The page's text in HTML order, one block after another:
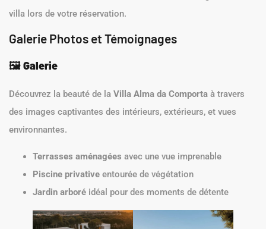
villa lors de votre réservation.
Galerie Photos et Témoignages
🖼️Galerie
Découvrez la beauté de la Villa Alma da Comporta à travers
des images captivantes des intérieurs, extérieurs, et vues
environnantes.
Terrasses aménagées avec une vue imprenable
Piscine privative entourée de végétation
Jardin arboré idéal pour des moments de détente